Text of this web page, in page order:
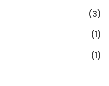
(3)
(1)
(1)